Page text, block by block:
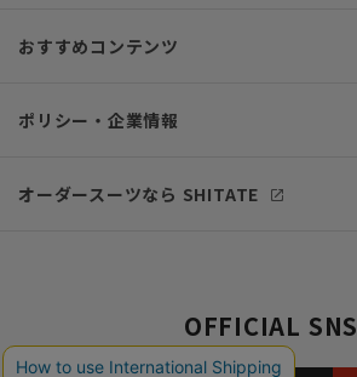
おすすめコンテンツ
ポリシー・企業情報
オーダースーツなら SHITATE
OFFICIAL SNS